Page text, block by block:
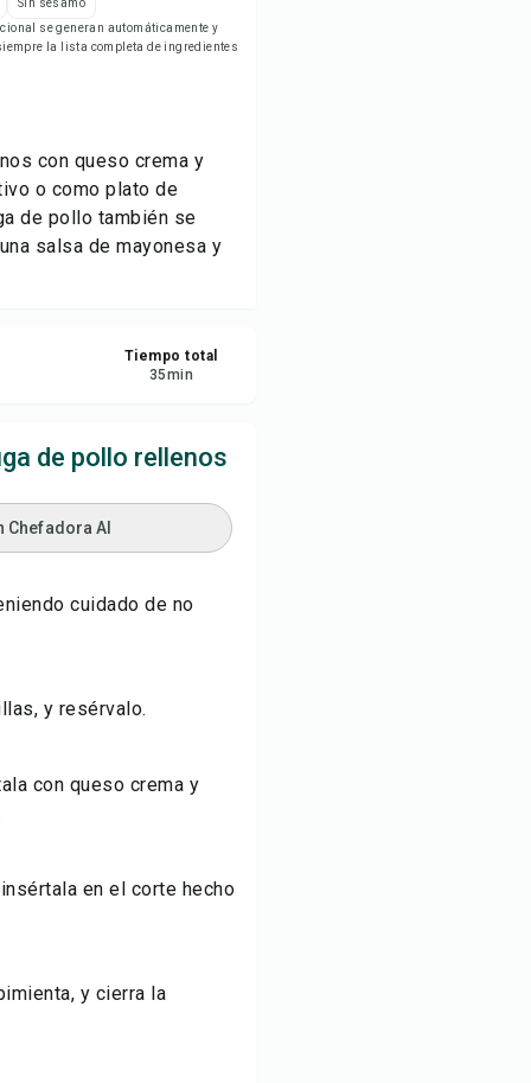
Sin sésamo
se generan automáticamente y
la lista completa de ingredientes
con queso crema y
o como plato de
de pollo también se
salsa de mayonesa y
Tiempo total
35min
de pollo rellenos
Chefadora AI
cuidado de no
y resérvalo.
con queso crema y
en el corte hecho
y cierra la